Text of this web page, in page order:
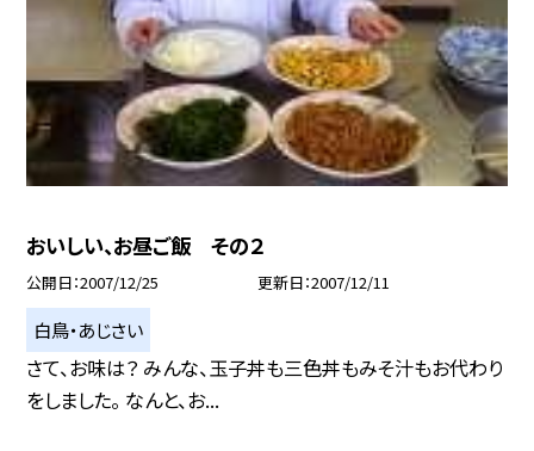
おいしい、お昼ご飯 その２
公開日 2007/12/25 更新日 2007/12/11
白鳥・あじさい
さて、お味は？ みんな、玉子丼も三色丼もみそ汁もお代わり
をしました。 なんと、お...